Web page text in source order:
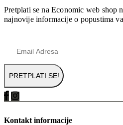
Pretplati se na Economic web shop
najnovije informacije o popustima
Kontakt informacije